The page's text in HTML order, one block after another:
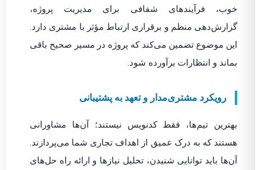
خوب، فرآیندهای شفافی برای مدیریت پروژه،
گزارش‌دهی منظم و برقراری ارتباط مؤثر با مشتری دارد.
این موضوع تضمین می‌کند که پروژه در مسیر صحیح باقی
بماند و انتظارات برآورده شود.
رویکرد مشتری‌مدار و تعهد به پشتیبانی
بهترین تیم‌ها، فقط کدنویس نیستند؛ آن‌ها مشاورانی
هستند که به درک عمیق از اهداف تجاری شما می‌پردازند.
آن‌ها باید توانایی شنیدن، تحلیل نیازها و ارائه راه حل‌های